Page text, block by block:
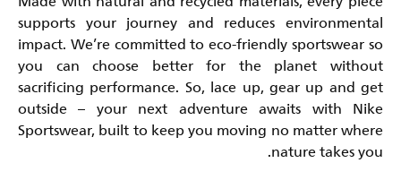
supports your journey and reduces environmental
impact. We’re committed to eco-friendly sportswear so
you can choose better for the planet without
sacrificing performance. So, lace up, gear up and get
outside – your next adventure awaits with Nike
Sportswear, built to keep you moving no matter where
nature takes you.